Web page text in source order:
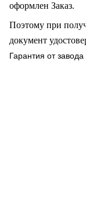
оформлен Заказ.
Поэтому при
документ
Гарантия от